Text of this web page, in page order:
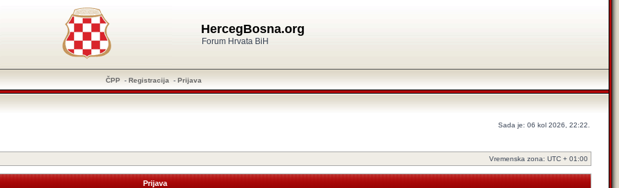
HercegBosna.org
Forum Hrvata BiH
ČPP - Registracija - Prijava
Sada je: 06 kol 2026, 22:22.
Vremenska zona: UTC + 01:00
Prijava